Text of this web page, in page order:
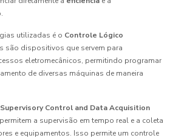
utilizadas é o Controle Lógico
são dispositivos que servem para
eletromecânicos, permitindo programar
de diversas máquinas de maneira
Supervisory Control and Data Acquisition
a supervisão em tempo real e a coleta
e equipamentos. Isso permite um controle